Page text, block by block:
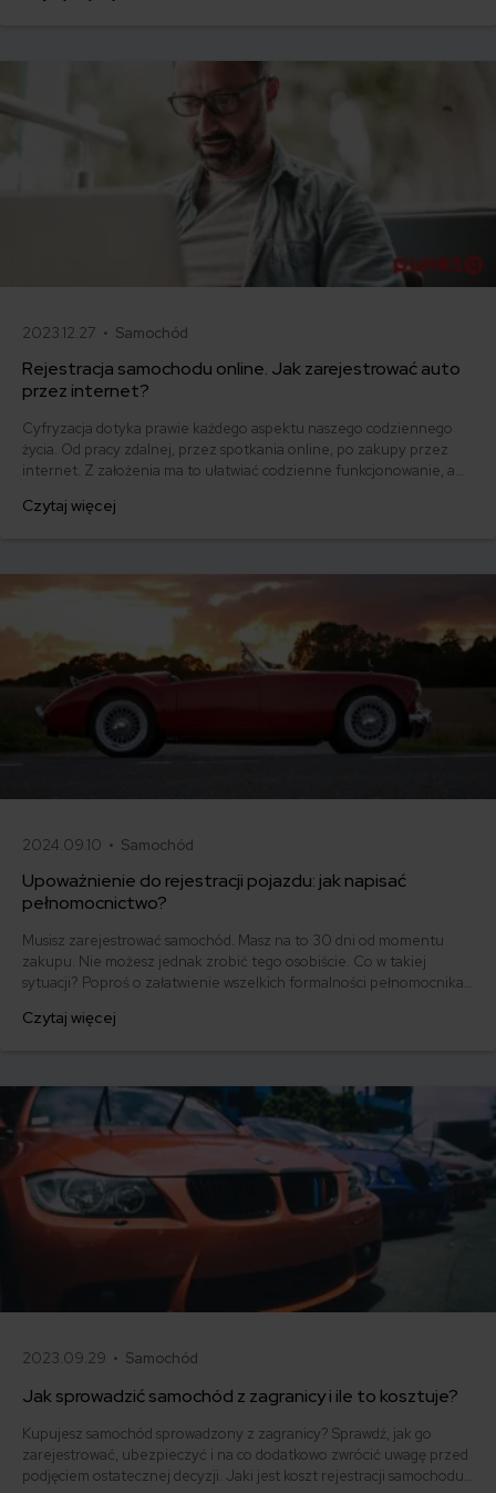
2023.12.27 • Samochód
Rejestracja samochodu online. Jak zarejestrować auto
przez internet?
Cyfryzacja dotyka prawie każdego aspektu naszego codziennego
życia. Od pracy zdalnej, przez spotkania online, po zakupy przez
internet. Z założenia ma to ułatwiać codzienne funkcjonowanie, a
rozpoczęła się także cyfryzacja formalności i składania dokumentacji
Czytaj więcej
2024.09.10 • Samochód
Upoważnienie do rejestracji pojazdu: jak napisać
pełnomocnictwo?
Musisz zarejestrować samochód. Masz na to 30 dni od momentu
zakupu. Nie możesz jednak zrobić tego osobiście. Co w takiej
sytuacji? Poproś o załatwienie wszelkich formalności pełnomocnika.
pojazdu. Jak napisać pełnomocnictwo? Co powinno zawierać
Czytaj więcej
2023.09.29 • Samochód
Jak sprowadzić samochód z zagranicy i ile to kosztuje?
Kupujesz samochód sprowadzony z zagranicy? Sprawdź, jak go
zarejestrować, ubezpieczyć i na co dodatkowo zwrócić uwagę przed
podjęciem ostatecznej decyzji. Jaki jest koszt rejestracji samochodu